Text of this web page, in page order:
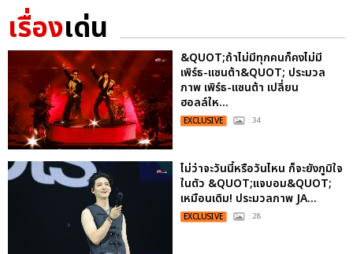
เรื่องเด่น
&QUOT;ถ้าไม่มีทุกคนก็คงไม่มี
เพิร์ธ-แซนต้า&QUOT; ประมวล
ภาพ เพิร์ธ-แซนต้า เปลี่ยน
ฮอลล์ให...
EXCLUSIVE : 34
ไม่ว่าจะวันนี้หรือวันไหน ก็จะยังภูมิใจ
ในตัว &QUOT;แจบอม&QUOT;
เหมือนเดิม! ประมวลภาพ JA...
EXCLUSIVE : 28